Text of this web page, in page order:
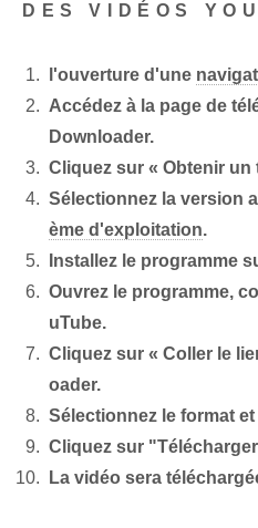
DES VIDÉOS
l'ouverture d'une
Accédez à la page de
Downloader.
Cliquez sur « Obtenir
Sélectionnez la version
ème d'exploitation.
Installez le programme
Ouvrez le programme,
uTube.
Cliquez sur « Coller le
oader.
Sélectionnez le format
Cliquez sur
La vidéo sera